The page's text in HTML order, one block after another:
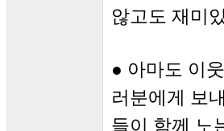
않고도 재미
● 아마도 이
러분에게 보
들이 함께 노